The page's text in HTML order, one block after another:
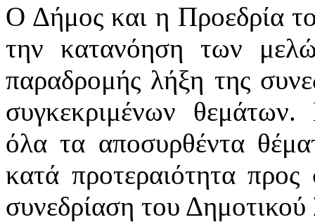
Ο Δήμος και η Προεδρία
την κατανόηση των
παραδρομής λήξη της
συγκεκριμένων
όλα τα αποσυρθέντα
κατά προτεραιότητα
συνεδρίαση του